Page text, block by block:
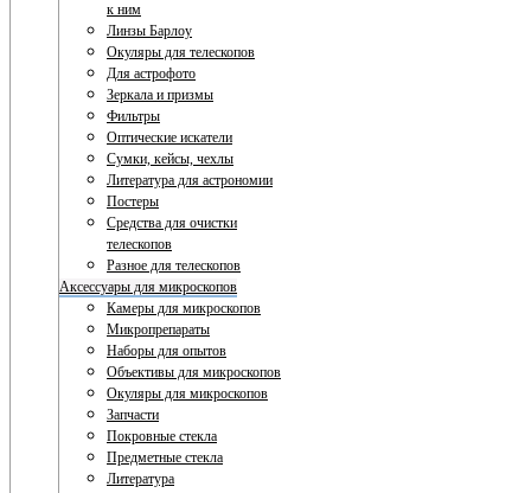
к ним
Линзы Барлоу
Окуляры для телескопов
Для астрофото
Зеркала и призмы
Фильтры
Оптические искатели
Сумки, кейсы, чехлы
Литература для астрономии
Постеры
Средства для очистки
телескопов
Разное для телескопов
Аксессуары для микроскопов
Камеры для микроскопов
Микропрепараты
Наборы для опытов
Объективы для микроскопов
Окуляры для микроскопов
Запчасти
Покровные стекла
Предметные стекла
Литература